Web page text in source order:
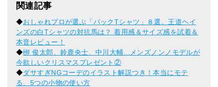
関連記事
◆おしゃれプロが選ぶ「パックTシャツ」８選。王道ヘイ
ンズの白Tシャツの対抗馬は？ 着用感＆サイズ感を試着＆
本音レビュー！
◆栁 俊太郎、鈴鹿央士、中川大輔...メンズノンノモデルが
今欲しいクリスマスプレゼント②
◆ダサすぎNGコーデのイラスト解説つき！本当にモテ
る、5つの小物の使い方